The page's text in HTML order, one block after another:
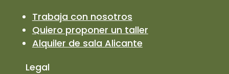
Trabaja con nosotros
Quiero proponer un taller
Alquiler de sala Alicante
Legal